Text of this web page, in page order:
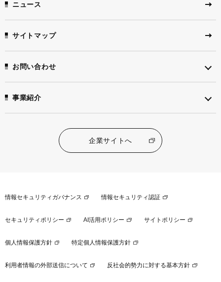
ニュース
サイトマップ
お問い合わせ
事業紹介
企業サイトへ
情報セキュリティガバナンス 情報セキュリティ認証
セキュリティポリシー AI活用ポリシー サイトポリシー
個人情報保護方針 特定個人情報保護方針
利用者情報の外部送信について 反社会的勢力に対する基本方針